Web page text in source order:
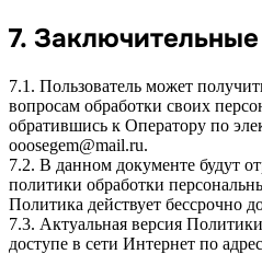
7.
7.1. Пользователь может
вопросам обработки своих
обратившись к Оператору по
ooosegem@mail.ru.
7.2. В данном документе будут
политики обработки
Политика действует бессрочно
7.3. Актуальная версия
доступе в сети Интернет по